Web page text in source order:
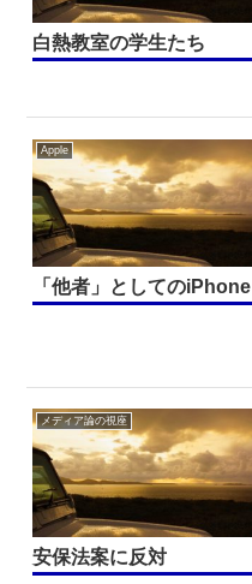
白熱教室の学生たち
Apple
「他者」としてのiPhone
メディア論の視座
安保法案に反対